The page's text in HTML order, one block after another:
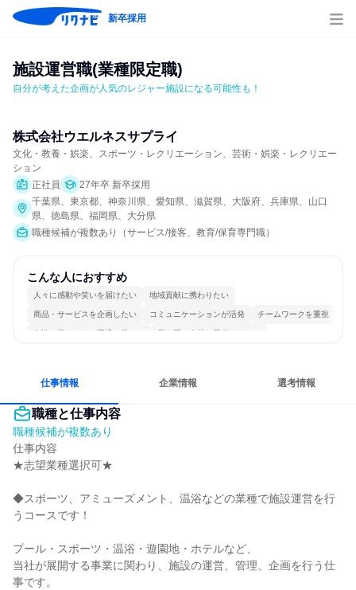
新卒採用
施設運営職(業種限定職)
自分が考えた企画が人気のレジャー施設になる可能性も！
株式会社ウエルネスサプライ
文化・教養・娯楽、スポーツ・レクリエーション、芸術・娯楽・レクリエー
ション
正社員
27年卒 新卒採用
千葉県、東京都、神奈川県、愛知県、滋賀県、大阪府、兵庫県、山口
県、徳島県、福岡県、大分県
職種候補が複数あり（サービス/接客、教育/保育専門職）
こんな人におすすめ
人々に感動や笑いを届けたい 地域貢献に携わりたい
商品・サービスを企画したい コミュニケーションが活発 チームワークを重視
女性が働きやすい環境で働ける 長く同じ会社に居続けられる
仕事情報 企業情報 選考情報
職種と仕事内容
職種候補が複数あり
仕事内容
★志望業種選択可★
◆スポーツ、アミューズメント、温浴などの業種で施設運営を行
うコースです！
プール・スポーツ・温浴・遊園地・ホテルなど、
当社が展開する事業に関わり、施設の運営、管理、企画を行う仕
事です。